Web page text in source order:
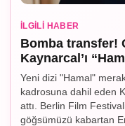
İLGILI HABER
Bomba transfer!
Kaynarcal’ı
Yeni dizi "Hamal"
kadrosuna dahil eden
attı. Berlin Film
göğsümüzü kabartan